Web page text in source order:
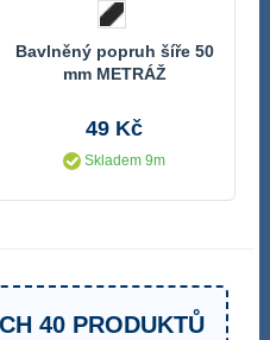
Bavlněný popruh šíře 50
mm METRÁŽ
49 Kč
Skladem 9m
40 PRODUKTŮ